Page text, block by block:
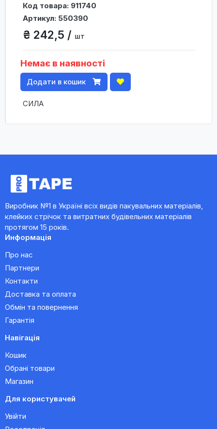
Код товара: 911740
Артикул: 550390
₴ 242,5 / шт
Немає в наявності
Додати в кошик
СИЛА
Виробник №1 в Україні всіх видів пакувальних матеріалів,
клейких стрічок та витратних будівельних матеріалів
протягом 15 років.
Информація
Про нас
Партнери
Контакти
Доставка та оплата
Обмін та повернення
Гарантія
Навігація
Кошик
Обрані товари
Магазин
Для користувачей
Увійти